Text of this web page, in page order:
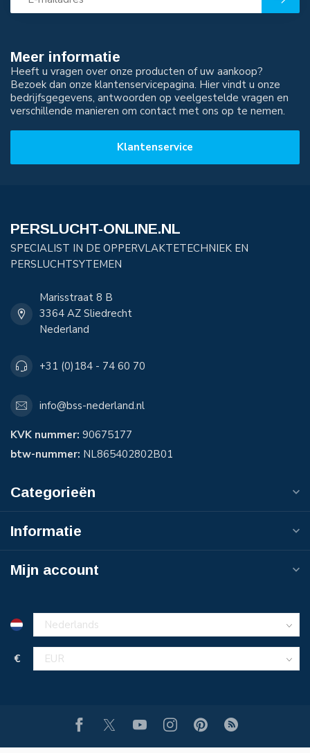
Meer informatie
Heeft u vragen over onze producten of uw aankoop?
Bezoek dan onze klantenservicepagina. Hier vindt u onze
bedrijfsgegevens, antwoorden op veelgestelde vragen en
verschillende manieren om contact met ons op te nemen.
Klantenservice
PERSLUCHT-ONLINE.NL
SPECIALIST IN DE OPPERVLAKTETECHNIEK EN
PERSLUCHTSYTEMEN
Marisstraat 8 B
3364 AZ Sliedrecht
Nederland
+31 (0)184 - 74 60 70
info@bss-nederland.nl
KVK nummer: 90675177
btw-nummer: NL865402802B01
Categorieën
Informatie
Mijn account
€